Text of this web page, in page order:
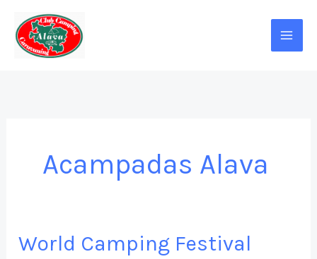
contenido
Acampadas Alava
World Camping Festival